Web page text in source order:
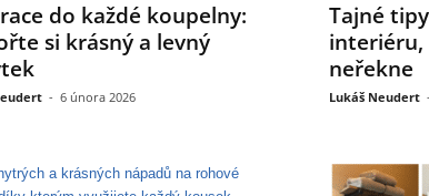
do každé koupelny:
si krásný a levný
- 6 února 2026
Tajné
interiéru,
neřekne
Lukáš Neudert -